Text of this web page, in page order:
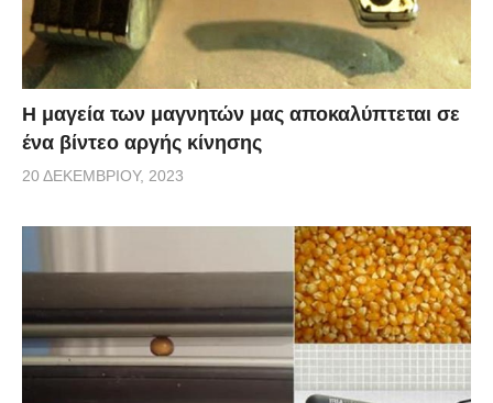
Η μαγεία των μαγνητών μας αποκαλύπτεται σε
ένα βίντεο αργής κίνησης
20 ΔΕΚΕΜΒΡΊΟΥ, 2023